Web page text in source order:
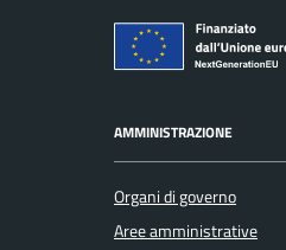
AMMINISTRAZIONE
Organi di governo
Aree amministrative